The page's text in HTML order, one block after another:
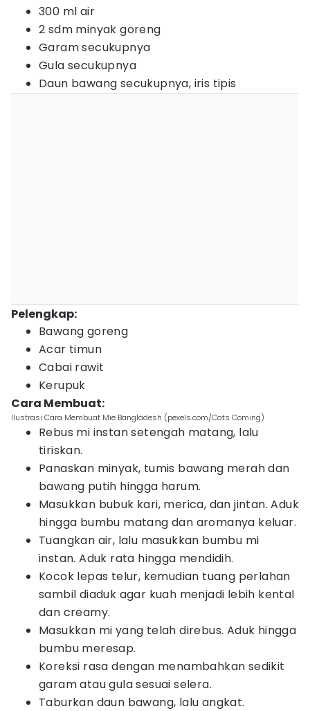
300 ml air
2 sdm minyak goreng
Garam secukupnya
Gula secukupnya
Daun bawang secukupnya, iris tipis
Pelengkap:
Bawang goreng
Acar timun
Cabai rawit
Kerupuk
Cara Membuat:
Ilustrasi Cara Membuat Mie Bangladesh (pexels.com/Cats Coming)
Rebus mi instan setengah matang, lalu
tiriskan.
Panaskan minyak, tumis bawang merah dan
bawang putih hingga harum.
Masukkan bubuk kari, merica, dan jintan. Aduk
hingga bumbu matang dan aromanya keluar.
Tuangkan air, lalu masukkan bumbu mi
instan. Aduk rata hingga mendidih.
Kocok lepas telur, kemudian tuang perlahan
sambil diaduk agar kuah menjadi lebih kental
dan creamy.
Masukkan mi yang telah direbus. Aduk hingga
bumbu meresap.
Koreksi rasa dengan menambahkan sedikit
garam atau gula sesuai selera.
Taburkan daun bawang, lalu angkat.